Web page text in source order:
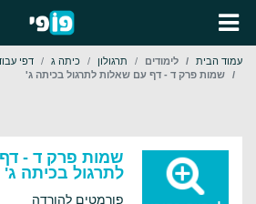
עמוד הבית לימודים תרגולון כיתה ג
דפי
שמות פרק ד - דף עם שאלות לתרגול בכיתה ג'
שמות פרק ד -
לתרגול בכיתה ג'
פורמטים להורדה